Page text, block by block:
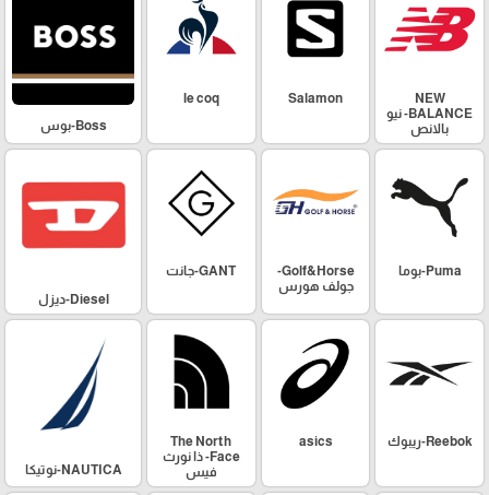
NEW
BALANCE- نيو
بالانص
Salamon
le coq
Boss-بوس
Puma-بوما
Golf&Horse-
جولف هورس
GANT-جانت
Diesel-ديزل
Reebok-ريبوك asics
The North
Face- ذا نورث
فيس
NAUTICA-نوتيكا